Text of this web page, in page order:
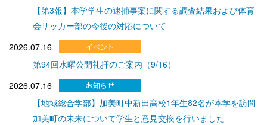
【第3報】本学学生の逮捕事案に関する調査結果および体育
会サッカー部の今後の対応について
2026.07.16
第94回水曜公開礼拝のご案内（9/16）
2026.07.16
【地域総合学部】加美町中新田高校1年生82名が本学を訪問
加美町の未来について学生と意見交換を行いました